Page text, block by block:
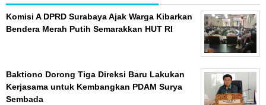
Komisi A DPRD Surabaya Ajak Warga Kibarkan
Bendera Merah Putih Semarakkan HUT RI
Baktiono Dorong Tiga Direksi Baru Lakukan
Kerjasama untuk Kembangkan PDAM Surya
Sembada